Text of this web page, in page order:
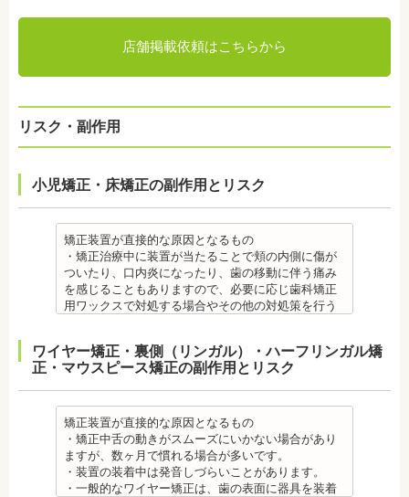
店舗掲載依頼はこちらから
リスク・副作用
小児矯正・床矯正の副作用とリスク
矯正装置が直接的な原因となるもの
・矯正治療中に装置が当たることで頬の内側に傷が
ついたり、口内炎になったり、歯の移動に伴う痛み
を感じることもありますので、必要に応じ歯科矯正
用ワックスで対処する場合やその他の対処策を行う
が、数ヶ月で慣れることが多いです。
・装置の装着中は発音しづらいことがあります。
・矯正装置を装着した直後や、ワイヤーを交換した
直後に痛みを感じることがありますが、数日でおさ
まる場合が多いです。また、冷たいものを飲んだと
きにしみる「知覚過敏」があらわれる場合がありま
すが、基本的には数日で改善されます。長期間痛む
場合は、歯科医師に相談しましょう。
金属アレルギー
ワイヤー矯正・裏側（リンガル）・ハーフリンガル矯
正・マウスピース矯正の副作用とリスク
矯正装置が直接的な原因となるもの
・矯正中舌の動きがスムーズにいかない場合があり
ますが、数ヶ月で慣れる場合が多いです。
・装置の装着中は発音しづらいことがあります。
・一般的なワイヤー矯正は、歯の表面に器具を装着